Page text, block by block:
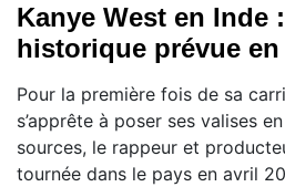
Kanye West en Inde
historique prévue en
Pour la première fois de sa
s’apprête à poser ses valises
sources, le rappeur et
tournée dans le pays en avril